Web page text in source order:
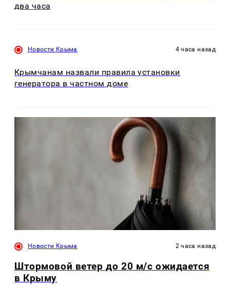
два часа
Новости Крыма 4 часа назад
Крымчанам назвали правила установки
генератора в частном доме
Новости Крыма 2 часа назад
Штормовой ветер до 20 м/с ожидается
в Крыму